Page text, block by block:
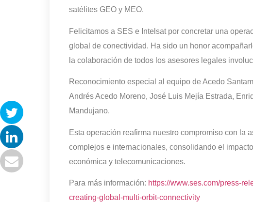
satélites GEO y MEO.
Felicitamos a SES e Intelsat por concretar una
global de conectividad. Ha sido un honor
la colaboración de todos los asesores legales
Reconocimiento especial al equipo de Acedo
Andrés Acedo Moreno, José Luis Mejía Estrada,
Mandujano.
Esta operación reafirma nuestro compromiso con la
complejos e internacionales, consolidando el
económica y telecomunicaciones.
Para más información: https://www.ses.com/press-
creating-global-multi-orbit-connectivity